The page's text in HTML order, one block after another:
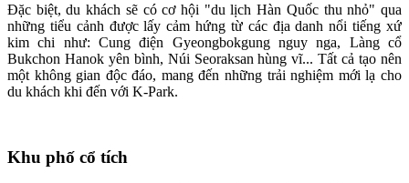
Đặc biệt, du khách sẽ có cơ hội "du lịch Hàn Quốc thu nhỏ" qua
những tiểu cảnh được lấy cảm hứng từ các địa danh nổi tiếng xứ
kim chi như: Cung điện Gyeongbokgung nguy nga, Làng cổ
Bukchon Hanok yên bình, Núi Seoraksan hùng vĩ... Tất cả tạo nên
một không gian độc đáo, mang đến những trải nghiệm mới lạ cho
du khách khi đến với K-Park.
Khu phố cổ tích